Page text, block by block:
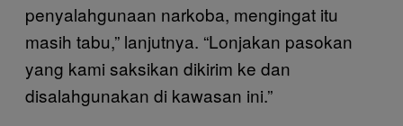
penyalahgunaan narkoba, mengingat itu
masih tabu,” lanjutnya. “Lonjakan pasokan
yang kami saksikan dikirim ke dan
disalahgunakan di kawasan ini.”